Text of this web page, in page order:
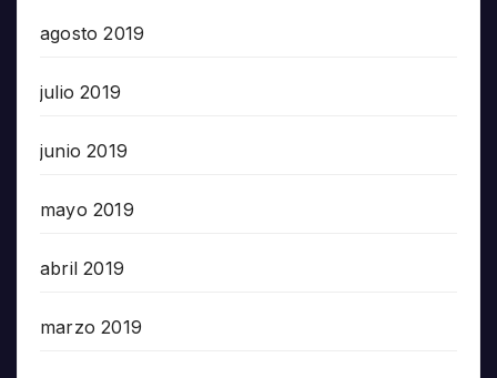
agosto 2019
julio 2019
junio 2019
mayo 2019
abril 2019
marzo 2019